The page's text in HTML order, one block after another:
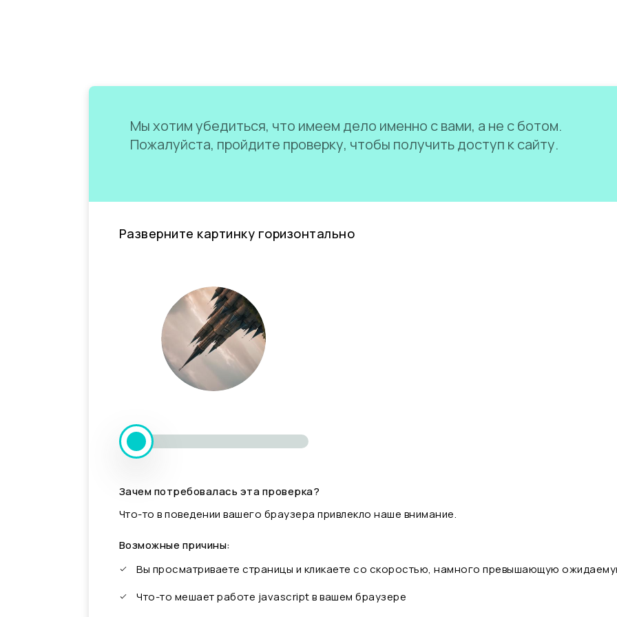
Мы хотим убедиться, что имеем дело именно с вами, а не с ботом.
Пожалуйста, пройдите проверку, чтобы получить доступ к сайту.
Разверните картинку горизонтально
Зачем потребовалась эта проверка?
Что-то в поведении вашего браузера привлекло наше внимание.
Возможные причины:
Вы просматриваете страницы и кликаете со скоростью, намного превышающую
Что-то мешает работе javascript в вашем браузере